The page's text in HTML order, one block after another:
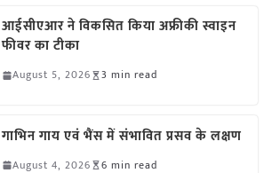
आईसीएआर ने विकसित किया अफ्रीकी स्वाइन
फीवर का टीका
August 5, 2026 3 min read
गाभिन गाय एवं भैंस में संभावित प्रसव के लक्षण
August 4, 2026 6 min read